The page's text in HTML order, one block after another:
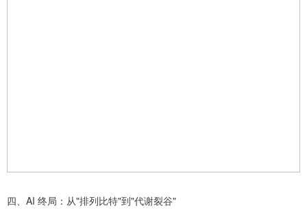
四、AI 终局：从"排列比特"到"代谢裂谷"